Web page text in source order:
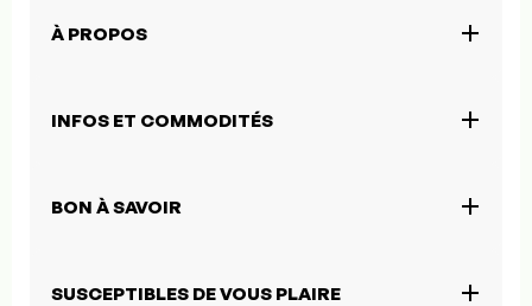
À PROPOS
INFOS ET COMMODITÉS
BON À SAVOIR
SUSCEPTIBLES DE VOUS PLAIRE